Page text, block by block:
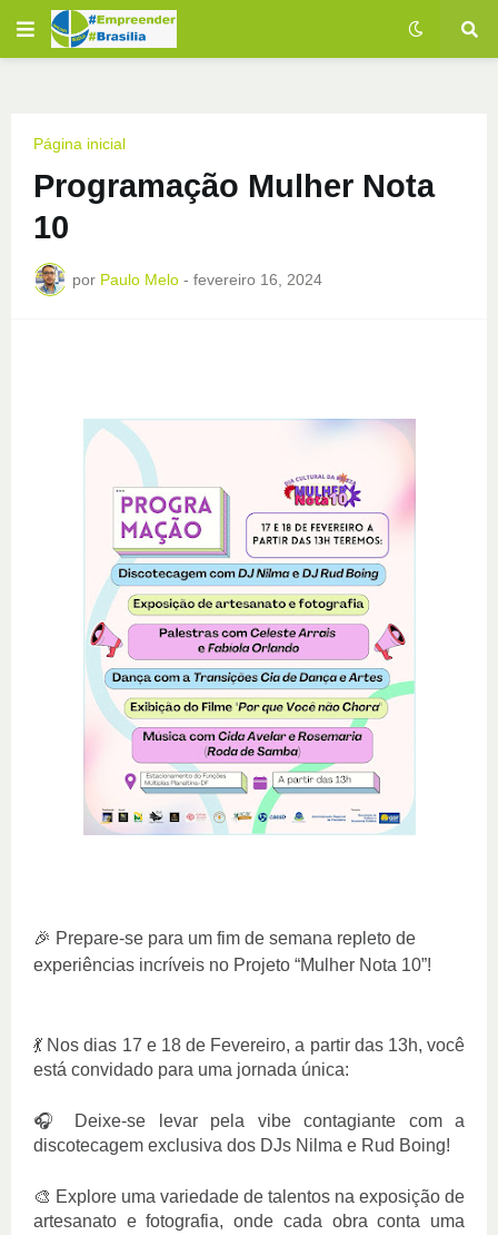
Página inicial
Programação Mulher Nota
10
por Paulo Melo - fevereiro 16, 2024
🎉 Prepare-se para um fim de semana repleto de
experiências incríveis no Projeto “Mulher Nota 10”!
💃 Nos dias 17 e 18 de Fevereiro, a partir das 13h, você
está convidado para uma jornada única:
🎧 Deixe-se levar pela vibe contagiante com a
discotecagem exclusiva dos DJs Nilma e Rud Boing!
🎨 Explore uma variedade de talentos na exposição de
artesanato e fotografia, onde cada obra conta uma